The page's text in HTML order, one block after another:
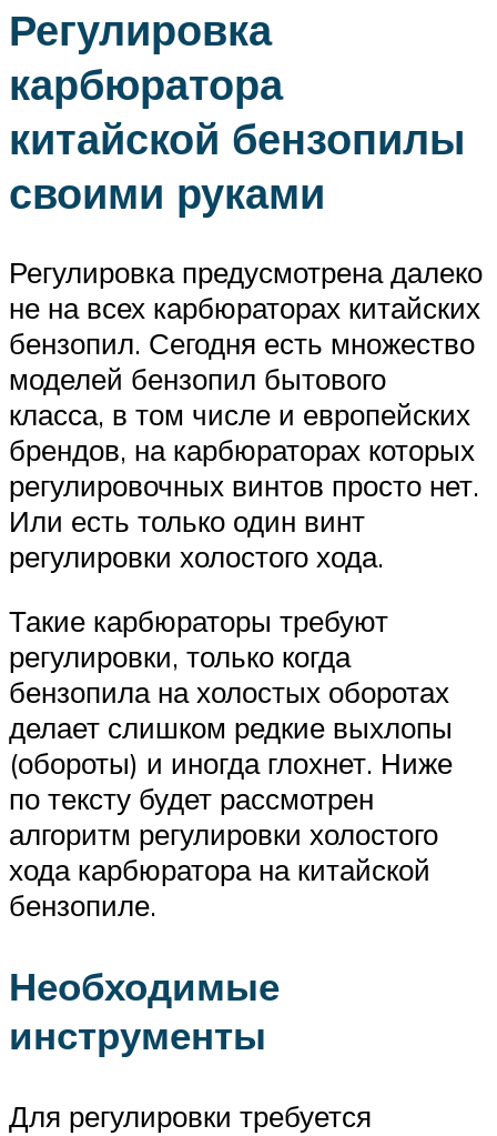
Регулировка
карбюратора
китайской бензопилы
своими руками
Регулировка предусмотрена далеко
не на всех карбюраторах китайских
бензопил. Сегодня есть множество
моделей бензопил бытового
класса, в том числе и европейских
брендов, на карбюраторах которых
регулировочных винтов просто нет.
Или есть только один винт
регулировки холостого хода.
Такие карбюраторы требуют
регулировки, только когда
бензопила на холостых оборотах
делает слишком редкие выхлопы
(обороты) и иногда глохнет. Ниже
по тексту будет рассмотрен
алгоритм регулировки холостого
хода карбюратора на китайской
бензопиле.
Необходимые
инструменты
Для регулировки требуется